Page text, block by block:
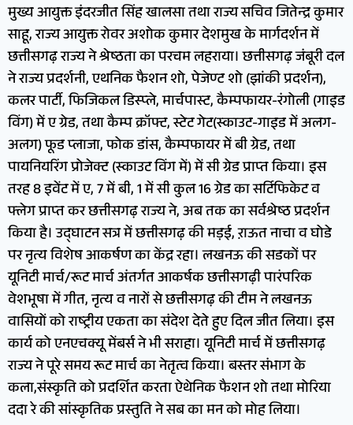
मुख्य आयुक्त इंदरजीत सिंह खालसा तथा राज्य सचिव जितेन्द्र कुमार
साहू, राज्य आयुक्त रोवर अशोक कुमार देशमुख के मार्गदर्शन में
छत्तीसगढ़ राज्य ने श्रेष्ठता का परचम लहराया। छत्तीसगढ़ जंबूरी दल
ने राज्य प्रदर्शनी, एथनिक फैशन शो, पेजेण्ट शो (झांकी प्रदर्शन),
कलर पार्टी, फिजिकल डिस्प्ले, मार्चपास्ट, कैम्पफायर-रंगोली (गाइड
विंग) में ए ग्रेड, तथा कैम्प क्रॉफ्ट, स्टेट गेट(स्काउट-गाइड में अलग-
अलग) फूड प्लाजा, फोक डांस, कैम्पफायर में बी ग्रेड, तथा
पायनियरिंग प्रोजेक्ट (स्काउट विंग में) में सी ग्रेड प्राप्त किया। इस
तरह 8 इवेंट में ए, 7 में बी, 1 में सी कुल 16 ग्रेड का सर्टिफिकेट व
फ्लेग प्राप्त कर छत्तीसगढ़ राज्य ने, अब तक का सर्वश्रेष्ठ प्रदर्शन
किया है। उद्घाटन सत्र में छत्तीसगढ़ की मड़ई, ऱाऊत नाचा व घोडे
पर नृत्य विशेष आकर्षण का केंद्र रहा। लखनऊ की सडकों पर
यूनिटी मार्च/रूट मार्च अंतर्गत आकर्षक छत्तीसगढ़ी पारंपरिक
वेशभूषा में गीत, नृत्य व नारों से छत्तीसगढ़ की टीम ने लखनऊ
वासियों को राष्ट्रीय एकता का संदेश देते हुए दिल जीत लिया। इस
कार्य को एनएचक्यू मेंबर्स ने भी सराहा। यूनिटी मार्च में छत्तीसगढ़
राज्य ने पूरे समय रूट मार्च का नेतृत्व किया। बस्तर संभाग के
कला,संस्कृति को प्रदर्शित करता ऐथेनिक फैशन शो तथा मोरिया
ददा रे की सांस्कृतिक प्रस्तुति ने सब का मन को मोह लिया।